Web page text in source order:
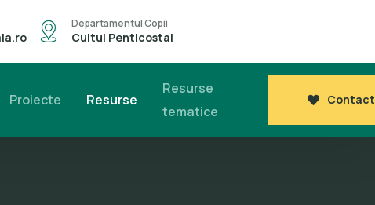
Departamentul Copii
Cultul Penticostal
Proiecte Resurse
Resurse
tematice
Contact